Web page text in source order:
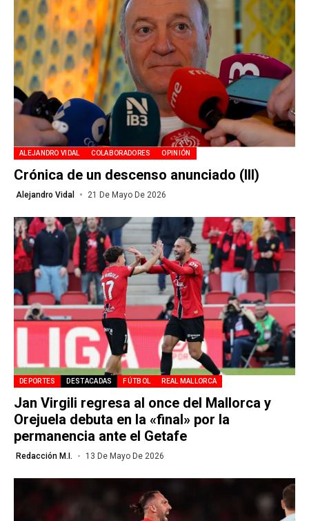
ALEJANDRO VIDAL COLABORADORES OPINIÓN
Crónica de un descenso anunciado (III)
Alejandro Vidal 21 De Mayo De 2026
DEPORTES DESTACADAS FÚTBOL REAL MALLORCA
Jan Virgili regresa al once del Mallorca y
Orejuela debuta en la «final» por la
permanencia ante el Getafe
Redacción M.I. 13 De Mayo De 2026